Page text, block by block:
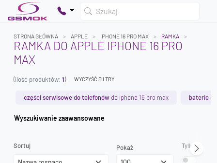
Szukaj
Dodaj produkty, aby kontynuować.
STRONA GŁÓWNA APPLE IPHONE 16 PRO MAX RAMKA
RAMKA DO APPLE IPHONE 16 PRO
MAX
(ilość produktów: 1) WYCZYŚĆ FILTRY
części serwisowe do telefonów do iphone 16 pro max baterie
Wyszukiwanie zaawansowane
Sortuj Pokaż Tylko